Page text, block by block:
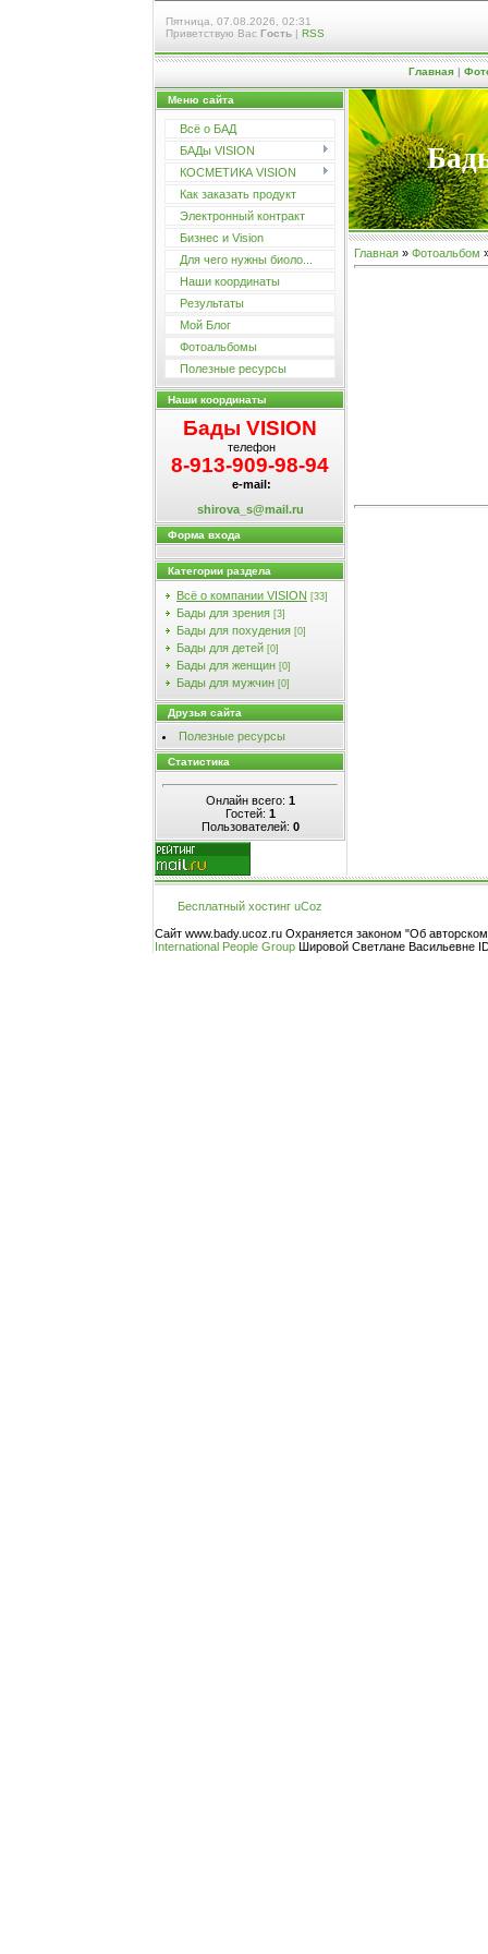
Пятница, 07.08.2026, 02:31
Приветствую Вас Гость | RSS
Главная |
Меню сайта
Всё о БАД
БАДы VISION
КОСМЕТИКА VISION
Как заказать продукт
Электронный контракт
Бизнес и Vision
Для чего нужны биоло...
Наши координаты
Результаты
Мой Блог
Фотоальбомы
Полезные ресурсы
Наши координаты
Бады VISION
телефон
8-913-909-98-94
e-mail:
shirova_s@mail.ru
Форма входа
Категории раздела
Всё о компании VISION [33]
Бады для зрения [3]
Бады для похудения [0]
Бады для детей [0]
Бады для женщин [0]
Бады для мужчин [0]
Друзья сайта
Полезные ресурсы
Статистика
Онлайн всего: 1
Гостей: 1
Пользователей: 0
Главная » Фотоальбом
Бесплатный хостинг uCoz
Сайт www.bady.ucoz.ru Охраняется законом "Об
International People Group Шировой Светлане Васильевне